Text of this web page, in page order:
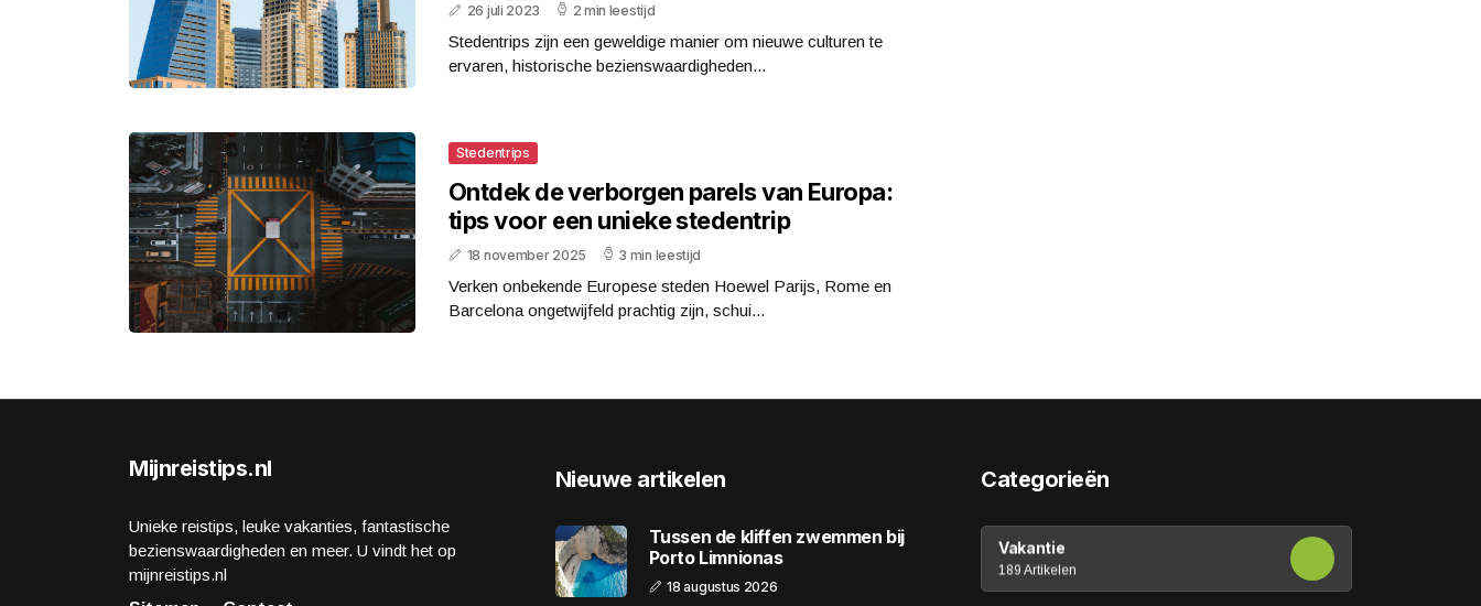
26 juli 2023 2 min leestijd
Stedentrips zijn een geweldige manier om nieuwe culturen te
ervaren, historische bezienswaardigheden...
Stedentrips
Ontdek de verborgen parels van Europa:
tips voor een unieke stedentrip
18 november 2025 3 min leestijd
Verken onbekende Europese steden Hoewel Parijs, Rome en
Barcelona ongetwijfeld prachtig zijn, schui...
Mijnreistips.nl
Unieke reistips, leuke vakanties, fantastische
bezienswaardigheden en meer. U vindt het op
mijnreistips.nl
Nieuwe artikelen
Tussen de kliffen zwemmen bij
Porto Limnionas
18 augustus 2026
Categorieën
Vakantie
189 Artikelen